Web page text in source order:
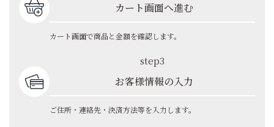
カート画面へ進む
カート画面で商品と金額を確認します。
step3
お客様情報の入力
ご住所・連絡先・決済方法等を入力します。